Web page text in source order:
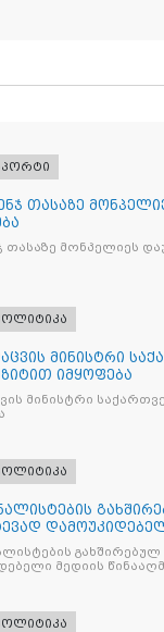
თასაზე
თასაზე მონპელიეს
მინისტრი
იმყოფება
მინისტრი
გახშირებულ
მედიის